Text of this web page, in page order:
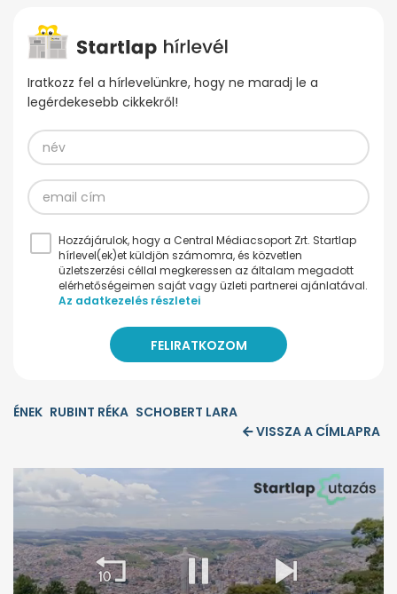
Iratkozz fel a hírlevelünkre, hogy ne maradj le a
legérdekesebb cikkekről!
Hozzájárulok, hogy a Central Médiacsoport Zrt. Startlap
hírlevel(ek)et küldjön számomra, és közvetlen
üzletszerzési céllal megkeressen az általam megadott
elérhetőségeimen saját vagy üzleti partnerei ajánlatával.
Az adatkezelés részletei
ÉNEK RUBINT RÉKA SCHOBERT LARA
VISSZA A CÍMLAPRA